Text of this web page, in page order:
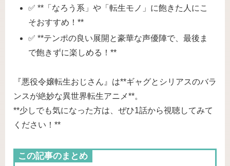
✅ **「なろう系」や「転生モノ」に飽きた人にこ
そおすすめ！**
✅ **テンポの良い展開と豪華な声優陣で、最後ま
で飽きずに楽しめる！**
『悪役令嬢転生おじさん 』は**ギャグとシリアスのバラ
ンスが絶妙な異世界転生アニメ**。
**少しでも気になった方は、ぜひ1話から視聴してみて
ください！**
この記事のまとめ